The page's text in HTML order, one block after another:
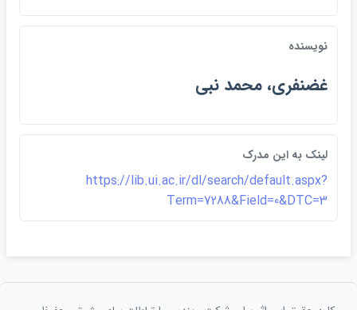
نويسنده
غضنفري، محمد نبي
لينک به اين مدرک
https://lib.ui.ac.ir/dl/search/default.aspx?
Term=7288&Field=0&DTC=3